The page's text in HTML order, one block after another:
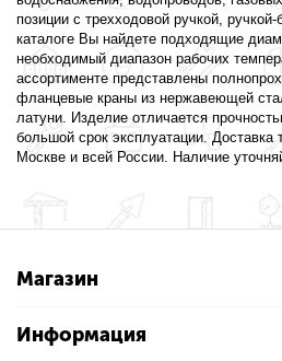
позиции с трехходовой ручкой,
каталоге Вы найдете подходящие
необходимый диапазон рабочих
ассортименте представлены
фланцевые краны из нержавеющей
латуни. Изделие отличается
большой срок эксплуатации. Доставка
Москве и всей России. Наличие
Магазин
Информация